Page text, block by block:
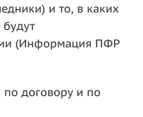
и то, в каких
(Информация ПФР
договору и по